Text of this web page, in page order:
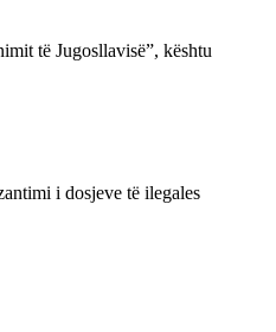
të Jugosllavisë”, kështu
i dosjeve të ilegales